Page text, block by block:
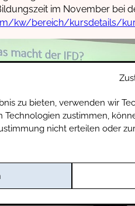
zu bieten, verwenden wir
Technologien zustimmen,
nicht erteilen oder
im November bei
kw/bereich/kursdetails/